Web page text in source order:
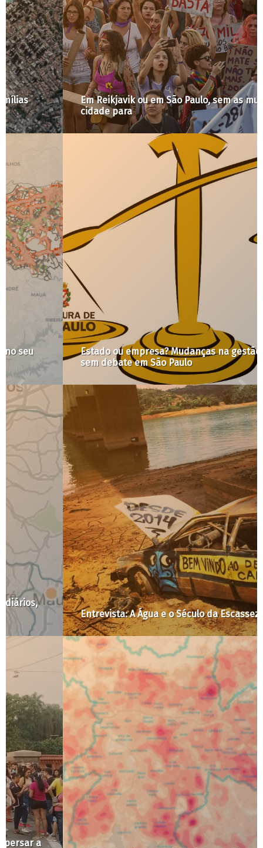
Em Reikjavik ou em São Paulo, sem as mulheres a
cidade para
Estado ou empresa? Mudanças na gestão urbana
sem debate em São Paulo
Entrevista: A Água e o Século da Escassez